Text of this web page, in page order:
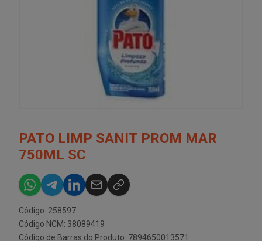
PATO LIMP SANIT PROM MAR
750ML SC
Código: 258597
Código NCM: 38089419
Código de Barras do Produto: 7894650013571